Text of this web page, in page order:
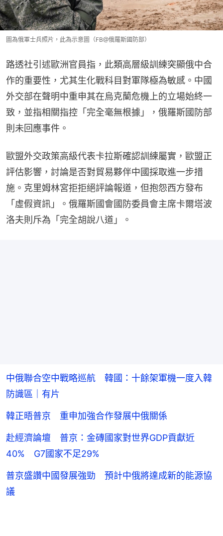
圖為俄軍士兵照片，此為示意圖（FB@俄羅斯國防部）
路透社引述歐洲官員指，此類高層級訓練突顯俄中合
作的重要性，尤其生化戰科目對軍隊極為敏感。中國
外交部在聲明中重申其在烏克蘭危機上的立場始終一
致，並指相關指控「完全毫無根據」，俄羅斯國防部
則未回應事件。
歐盟外交政策高級代表卡拉斯確認訓練屬實，歐盟正
評估影響，討論是否對貿易夥伴中國採取進一步措
施。克里姆林宮拒拒絕評論報道，但抱怨西方發布
「虛假資訊」。俄羅斯國會國防委員會主席卡爾塔波
洛夫則斥為「完全胡說八道」。
中俄聯合空中戰略巡航 韓國：十餘架軍機一度入韓
防識區｜有片
韓正晤普京 重申加強合作發展中俄關係
赴經濟論壇 普京：金磚國家對世界GDP貢獻近
40% G7國家不足29%
普京盛讚中國發展強勁 預計中俄將達成新的能源協
議